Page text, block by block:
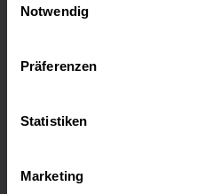
Notwendig
Präferenzen
Statistiken
Marketing
Heizölpreise
4 Wochen